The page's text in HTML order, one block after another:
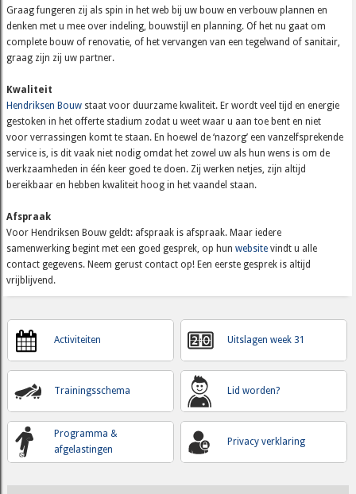
Graag fungeren zij als spin in het web bij uw bouw en verbouw plannen en
denken met u mee over indeling, bouwstijl en planning. Of het nu gaat om
complete bouw of renovatie, of het vervangen van een tegelwand of sanitair,
graag zijn zij uw partner.
Kwaliteit
Hendriksen Bouw staat voor duurzame kwaliteit. Er wordt veel tijd en energie
gestoken in het offerte stadium zodat u weet waar u aan toe bent en niet
voor verrassingen komt te staan. En hoewel de ‘nazorg’ een vanzelfsprekende
service is, is dit vaak niet nodig omdat het zowel uw als hun wens is om de
werkzaamheden in één keer goed te doen. Zij werken netjes, zijn altijd
bereikbaar en hebben kwaliteit hoog in het vaandel staan.
Afspraak
Voor Hendriksen Bouw geldt: afspraak is afspraak. Maar iedere
samenwerking begint met een goed gesprek, op hunwebsite vindt u alle
contact gegevens. Neem gerust contact op! Een eerste gesprek is altijd
vrijblijvend.
Activiteiten
Trainingsschema
Programma &
afgelastingen
Uitslagen week 31
Lid worden?
Privacy verklaring